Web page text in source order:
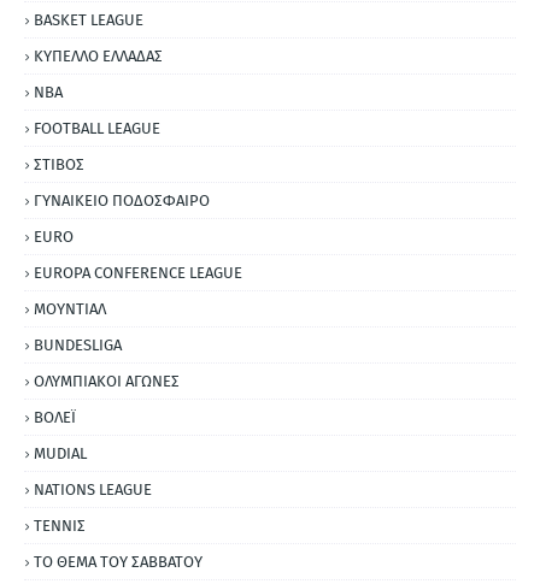
BASKET LEAGUE
ΚΥΠΕΛΛΟ ΕΛΛΑΔΑΣ
NBA
FOOTBALL LEAGUE
ΣΤΙΒΟΣ
ΓΥΝΑΙΚΕΙΟ ΠΟΔΟΣΦΑΙΡΟ
EURO
EUROPA CONFERENCE LEAGUE
ΜΟΥΝΤΙΑΛ
BUNDESLIGA
ΟΛΥΜΠΙΑΚΟΙ ΑΓΩΝΕΣ
ΒΟΛΕΪ
MUDIAL
NATIONS LEAGUE
ΤΕΝΝΙΣ
ΤΟ ΘΕΜΑ ΤΟΥ ΣΑΒΒΑΤΟΥ